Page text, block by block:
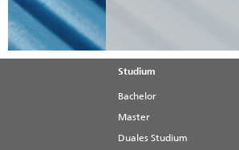
Studium
Bachelor
Master
Duales Studium